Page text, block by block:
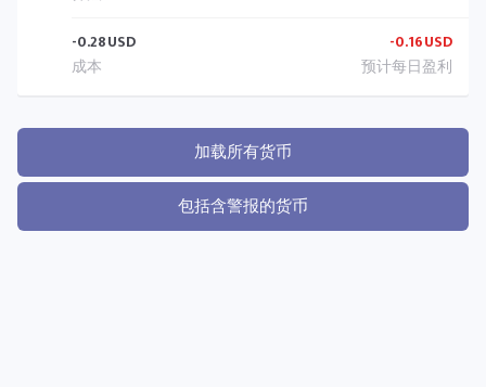
-0.28USD -0.16USD
加载所有货币
包括含警报的货币